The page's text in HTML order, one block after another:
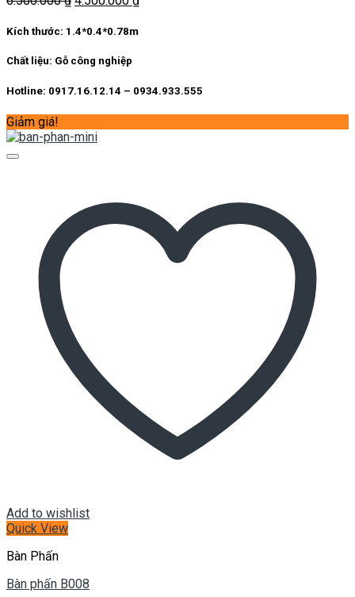
là:
Kích thước: 1.4*0.4*0.78m
Chất liệu: Gỗ công nghiệp
Hotline: 0917.16.12.14 – 0934.933.555
Giảm giá!
Add to wishlist
Quick View
Bàn Phấn
Bàn phấn B008